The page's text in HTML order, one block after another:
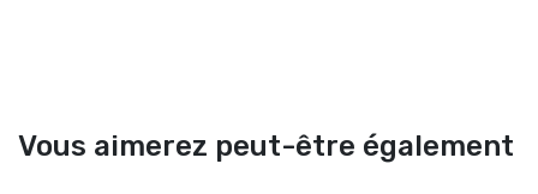
Vous aimerez peut-être également